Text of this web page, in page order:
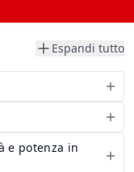
Espandi tutto
e potenza in